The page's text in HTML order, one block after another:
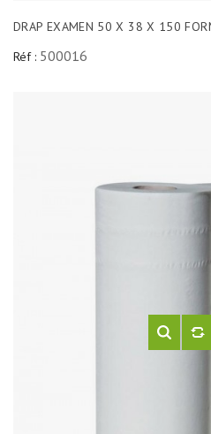
DRAP EXAMEN 50 X 38 X 150
Réf : 500016